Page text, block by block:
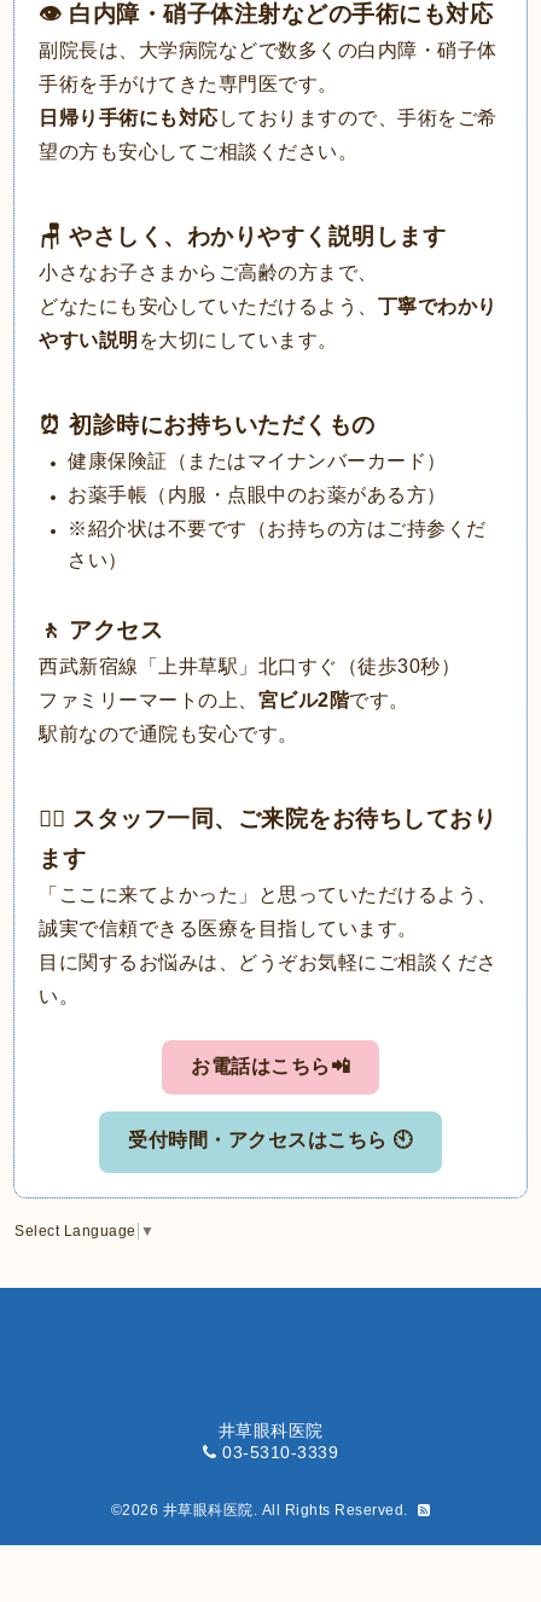
👁 白内障・硝子体注射などの手術にも対応
副院長は、大学病院などで数多くの白内障・硝子体
手術を手がけてきた専門医です。
日帰り手術にも対応 しておりますので、手術をご希
望の方も安心してご相談ください。
🪑 やさしく、わかりやすく説明します
小さなお子さまからご高齢の方まで、
どなたにも安心していただけるよう、 丁寧でわかり
やすい説明 を大切にしています。
⏰ 初診時にお持ちいただくもの
健康保険証（またはマイナンバーカード）
お薬手帳（内服・点眼中のお薬がある方）
※紹介状は不要です（お持ちの方はご持参くだ
さい）
🚶 アクセス
西武新宿線「上井草駅」北口すぐ（徒歩30秒）
ファミリーマートの上、 宮ビル2階です。
駅前なので通院も安心です。
👨‍⚕️ スタッフ一同、ご来院をお待ちしており
ます
「ここに来てよかった」と思っていただけるよう、
誠実で信頼できる医療を目指しています。
目に関するお悩みは、どうぞお気軽にご相談くださ
い。
お電話はこちら📲
受付時間・アクセスはこちら 🕙
Select Language ▼
井草眼科医院
03-5310-3339
©2026 井草眼科医院. All Rights Reserved.